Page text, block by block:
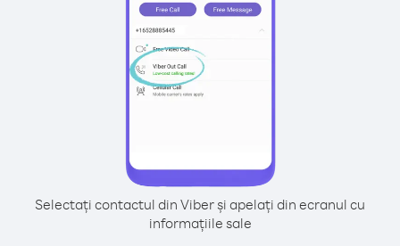
Selectați contactul din Viber și apelați din ecranul cu
informațiile sale